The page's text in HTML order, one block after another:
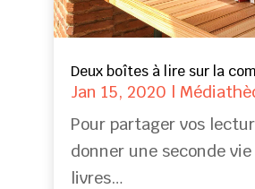
Deux boîtes à lire sur la
Jan 15, 2020 |
Pour partager vos
donner une seconde vie
livres…